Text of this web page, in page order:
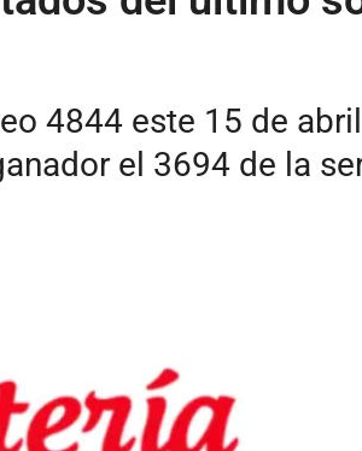
4844 este 15 de
el 3694 de la